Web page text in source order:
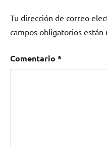
Tu dirección de correo
campos obligatorios están
Comentario *